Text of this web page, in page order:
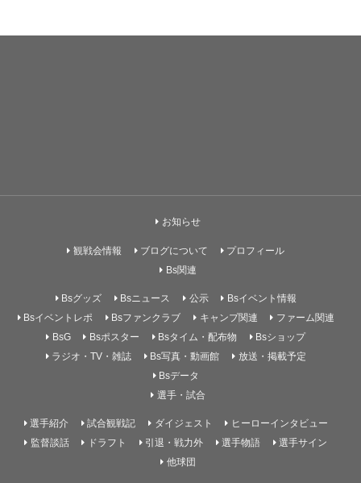
お知らせ
観戦会情報 ブログについて
プロフィール
Bs関連
Bsグッズ Bsニュース 公示
Bsイベント情報
Bsイベントレポ
Bsファンクラブ キャンプ関連
ファーム関連
BsG
Bsポスター Bsタイム・配布物
Bsショップ
ラジオ・TV・雑誌
Bs写真・動画館
放送・掲載予定
Bsデータ
選手・試合
選手紹介 試合観戦記 ダイジェスト
ヒーローインタビュー
監督談話
ドラフト 引退・戦力外 選手物語
選手サイン
他球団